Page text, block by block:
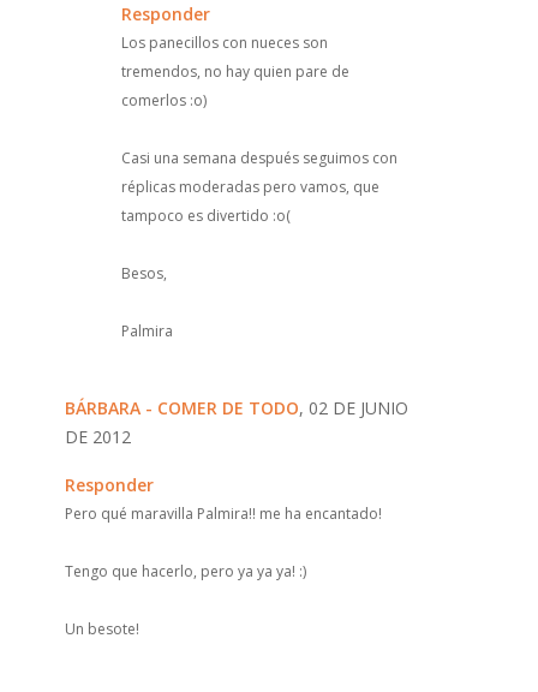
Responder
Los panecillos con nueces son
tremendos, no hay quien pare de
comerlos :o)
Casi una semana después seguimos con
réplicas moderadas pero vamos, que
tampoco es divertido :o(
Besos,
Palmira
BÁRBARA - COMER DE TODO, 02 DE JUNIO
DE 2012
Responder
Pero qué maravilla Palmira!! me ha encantado!
Tengo que hacerlo, pero ya ya ya! :)
Un besote!